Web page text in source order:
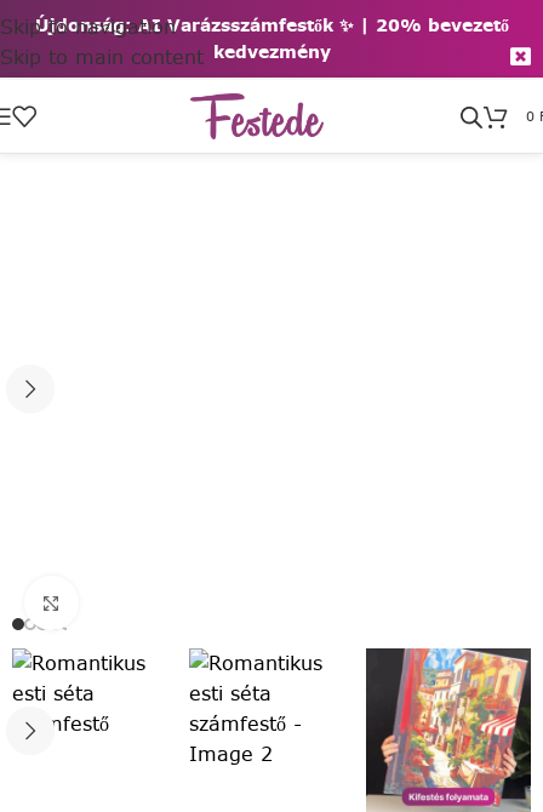
Újdonság: AI Varázsszámfestők ✨ | 20% bevezető
kedvezmény
Skip to navigation
Skip to main content
0